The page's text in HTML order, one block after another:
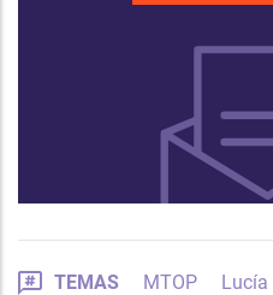
TEMAS MTOP
Lucía